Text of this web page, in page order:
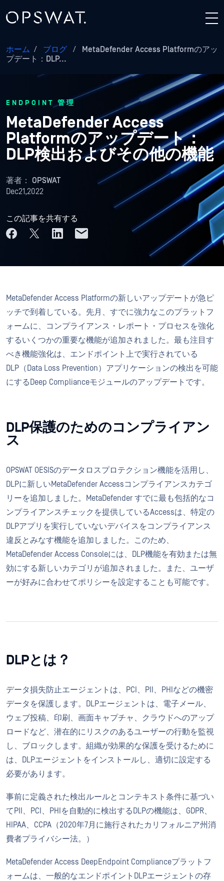
ホーム / ブログ /
MetaDefender Access Platformのアッ
プデート：DLP...
ENDPOINT 管理
MetaDefender Access
Platformのアップデート：
DLP検出およびその他の機能
著者： OPSWAT
Dec21,2022
この記事を共有する
MetaDefender Access Platformの新しいアップデートが急ピ
ッチで到着している。先月、すでに強力なこのプラットフ
ォームに、コンプライアンス・レポート・プロセスを強化
するいくつかの重要な機能が追加されました。最も注目す
べき機能強化は、エンドポイント上で実行されている
DLP（Data Loss Prevention）アプリケーションの検出を可能
にするDeep Complianceモジュールのアップデートです。
DLP保護のためのコンプライアン
ス
OPSWAT OESISのデータロスプロテクション機能を活用し、
DLPに新しいMetaDefender Accessコンプライアンスカテゴ
リーを追加しました。MetaDefender すでに最も包括的なコ
ンプライアンスチェックを提供しているAccessは、特定の
DLPアプリを実行していないデバイスをコンプライアンス
違反とみなす機能を追加しました。このため、
MetaDefender Access Consoleには、DLP機能を有効または無
効にする新しいカテゴリが追加されました。また、ユーザ
ーが好みに合わせてポリシーを設定することも可能です。
DLPとは？
データ損失防止エージェントは、PCI、PII、PHIなどの機密
データを保護します。DLPエージェントは、電子メール、
ウェブ投稿、印刷、画面キャプチャ、クラウドへのアップ
ロードなど、潜在的にリスクのあるユーザーの行動を監視
し、ブロックします。組織が効果的な保護を受けるために
は、DLPエージェントをインストールし、適切に設定する
必要があります。
事前に定義された検出ルールとコンテキスト条件に基づい
てPII、PCI、PHIを自動的に検出するDLPの機能は、GDPR、
HIPAA、CCPA（2020年7月に施行されたカリフォルニア州消
費者プライバシー法。）
MetaDefender Access DeepEndpoint Complianceプラットフ
ォームは、一般的なエンドポイントDLPエージェントの存